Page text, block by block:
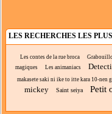
LES RECHERCHES LES
Les contes de la rue broca
magiques
Les animaniacs
makasete saki ni ike to itte kara 10-nen
mickey Saint seiya Petit